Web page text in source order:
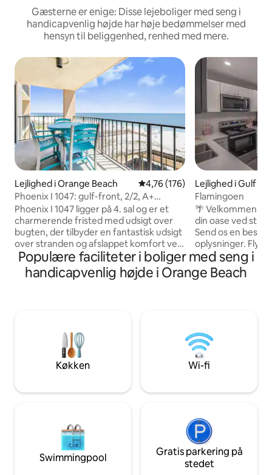
Gæsterne er enige: Disse lejeboliger med seng i
handicapvenlig højde har høje bedømmelser med
hensyn til beliggenhed, renhed med mere.
Lejlighed i Orange Beach 4,76 ud af 5 i gennemsnitlig
4,76 (176)
Phoenix I 1047: gulf-front, 2/2, A+
faciliteter
Phoenix I 1047 ligger på 4. sal og er et
charmerende fristed med udsigt over
bugten, der tilbyder en fantastisk udsigt
over stranden og afslappet komfort ved
kysten. Denne smukt indrettede
lejlighed med 2 soveværelser og 2
badeværelser har en suite med kingsize-
køkken med granitbordplader, wi-fi og
vaskemaskine/tørretumbler i boligen –
perfekt til en afslappet, solrig ferie i
Orange Beach. Skal være mindst 25 år
Lejlighed i Gulf
Flamingoen
🌴 Velkommen til
din oase ved
Send os en
oplysninger. Flygt til et afslappende
tilflugtssted lige
Alabama. The
roligt område og
bogstaveligt talt
inviterer dig til at
sand kystlykke.
Populære faciliteter i boliger med seng i
handicapvenlig højde i Orange Beach
Køkken Wi-fi
Swimmingpool
Gratis parkering på
stedet